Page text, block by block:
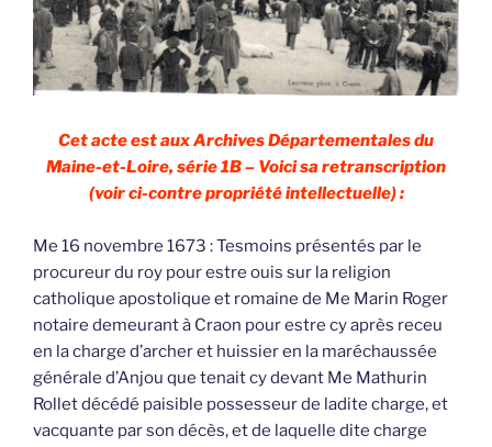
Cet acte est aux Archives Départementales du
Maine-et-Loire, série 1B – Voici sa retranscription
(voir ci-contre propriété intellectuelle) :
Me 16 novembre 1673 : Tesmoins présentés par le
procureur du roy pour estre ouis sur la religion
catholique apostolique et romaine de Me Marin Roger
notaire demeurant à Craon pour estre cy après receu
en la charge d’archer et huissier en la maréchaussée
générale d’Anjou que tenait cy devant Me Mathurin
Rollet décédé paisible possesseur de ladite charge, et
vacquante par son décès, et de laquelle dite charge